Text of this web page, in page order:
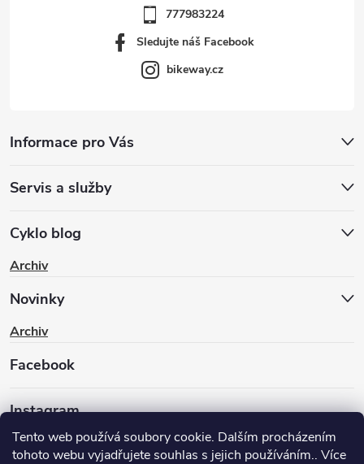
Tento web používá soubory cookie. Dalším procházením
tohoto webu vyjadřujete souhlas s jejich používáním.. Více
777983224
Sledujte náš Facebook
bikeway.cz
Informace pro Vás
Servis a služby
Cyklo blog
Archiv
Novinky
Archiv
Facebook
Instagram